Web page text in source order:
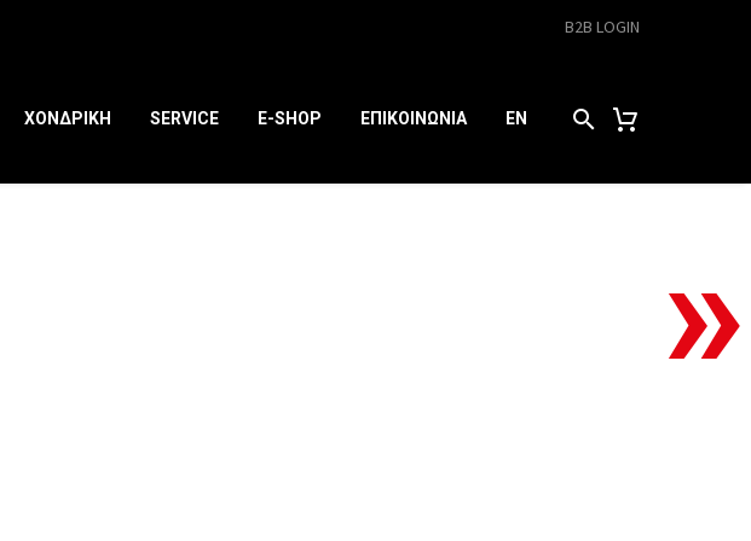
B2B LOGIN
ΧΟΝΔΡΙΚΗ SERVICE E-SHOP ΕΠΙΚΟΙΝΩΝΙΑ EN